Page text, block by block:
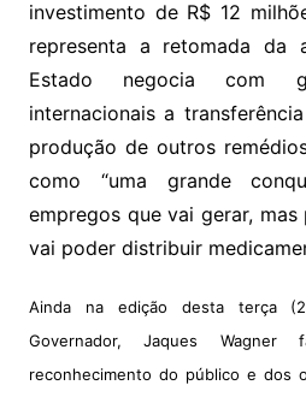
investimento de R$ 12
representa a retomada da
Estado negocia com
internacionais a
produção de outros
como “uma grande
empregos que vai gerar,
vai poder distribuir
Ainda na edição desta terça
Governador, Jaques
reconhecimento do público e dos